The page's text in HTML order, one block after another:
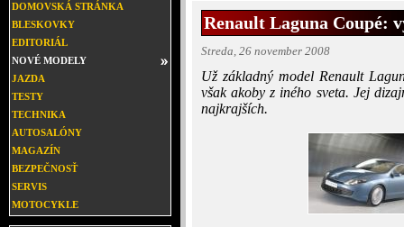
DOMOVSKÁ STRÁNKA
BLESKOVKY
EDITORIÁL
NOVÉ MODELY
JAZDA
TESTY
TECHNIKA
AUTOSALÓNY
MAGAZÍN
BEZPEČNOSŤ
SERVIS
MOTOCYKLE
Renault Laguna Coupé:
Streda, 26 november 2008
Už základný model Renault
však akoby z iného sveta. Jej
najkrajších.